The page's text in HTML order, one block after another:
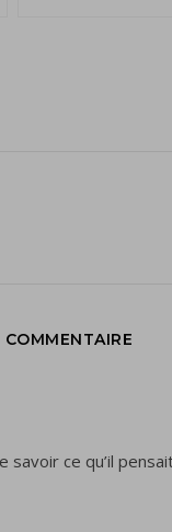
COMMENTAIRE
savoir ce qu’il